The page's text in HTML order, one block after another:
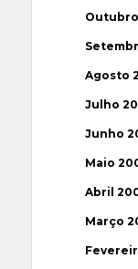
Agosto
Julho
Junho
Maio
Abril
Março